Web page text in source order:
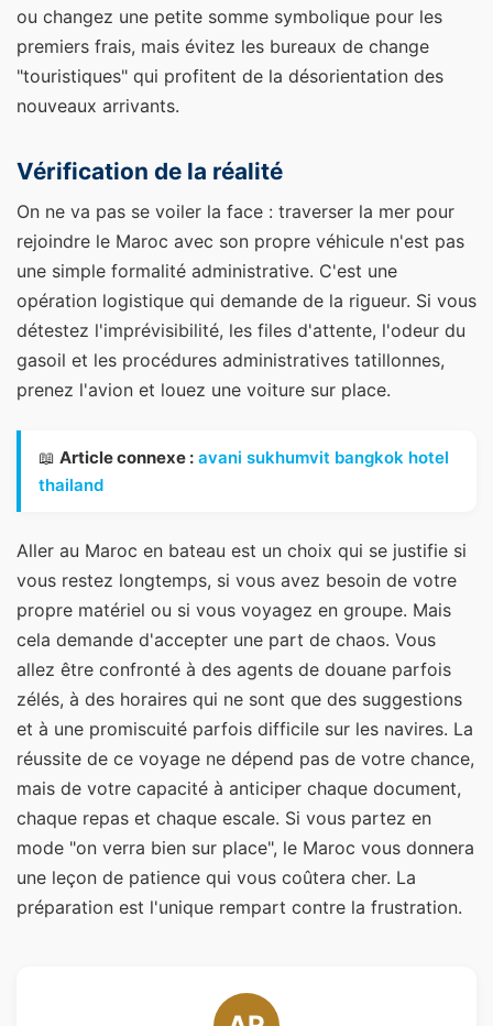
ou changez une petite somme symbolique pour les
premiers frais, mais évitez les bureaux de change
"touristiques" qui profitent de la désorientation des
nouveaux arrivants.
Vérification de la réalité
On ne va pas se voiler la face : traverser la mer pour
rejoindre le Maroc avec son propre véhicule n'est pas
une simple formalité administrative. C'est une
opération logistique qui demande de la rigueur. Si vous
détestez l'imprévisibilité, les files d'attente, l'odeur du
gasoil et les procédures administratives tatillonnes,
prenez l'avion et louez une voiture sur place.
📖 Article connexe : avani sukhumvit bangkok hotel
thailand
Aller au Maroc en bateau est un choix qui se justifie si
vous restez longtemps, si vous avez besoin de votre
propre matériel ou si vous voyagez en groupe. Mais
cela demande d'accepter une part de chaos. Vous
allez être confronté à des agents de douane parfois
zélés, à des horaires qui ne sont que des suggestions
et à une promiscuité parfois difficile sur les navires. La
réussite de ce voyage ne dépend pas de votre chance,
mais de votre capacité à anticiper chaque document,
chaque repas et chaque escale. Si vous partez en
mode "on verra bien sur place", le Maroc vous donnera
une leçon de patience qui vous coûtera cher. La
préparation est l'unique rempart contre la frustration.